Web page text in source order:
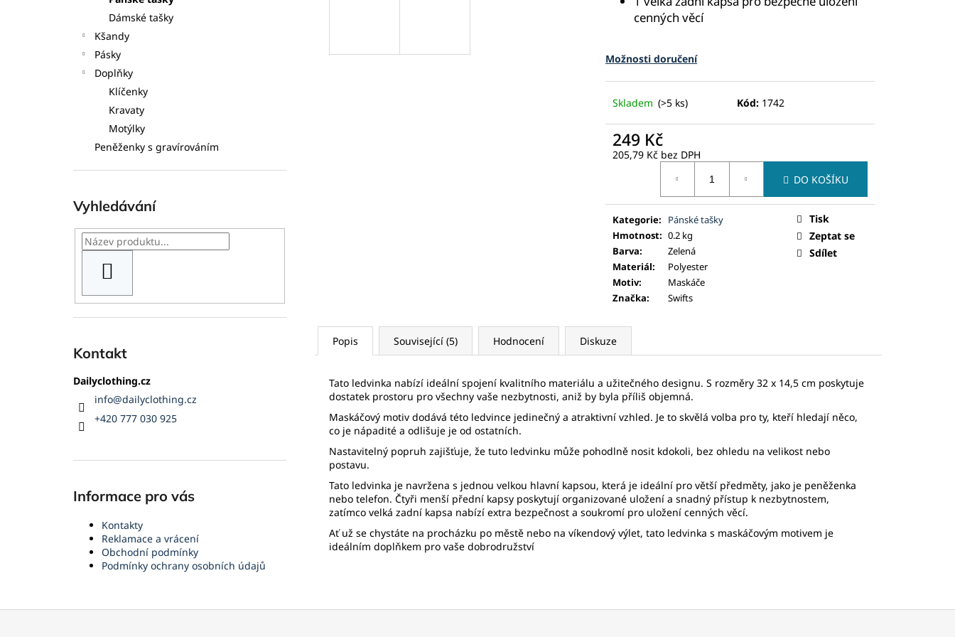
Dámské tašky
Kšandy
Pásky
Doplňky
Klíčenky
Kravaty
Motýlky
Peněženky s gravírováním
Vyhledávání
Kontakt
Dailyclothing.cz
info@dailyclothing.cz
+420 777 030 925
Informace pro vás
Kontakty
Reklamace a vrácení
Obchodní podmínky
Podmínky ochrany osobních údajů
cenných věcí
Možnosti doručení
Skladem (>5 ks) Kód: 1742
249 Kč
205,79 Kč bez DPH
DO KOŠÍKU
Kategorie:
Pánské tašky
Hmotnost: 0.2 kg
Barva:
Zelená
Materiál:
Polyester
Motiv:
Maskáče
Značka: Swifts
Tisk
Zeptat se
Sdílet
Popis Související (5) Hodnocení Diskuze
Tato ledvinka nabízí ideální spojení kvalitního materiálu a užitečného designu. S rozměry 32 x 14,5 cm poskytuje
dostatek prostoru pro všechny vaše nezbytnosti, aniž by byla příliš objemná.
Maskáčový motiv dodává této ledvince jedinečný a atraktivní vzhled. Je to skvělá volba pro ty, kteří hledají něco,
co je nápadité a odlišuje je od ostatních.
Nastavitelný popruh zajišťuje, že tuto ledvinku může pohodlně nosit kdokoli, bez ohledu na velikost nebo
postavu.
Tato ledvinka je navržena s jednou velkou hlavní kapsou, která je ideální pro větší předměty, jako je peněženka
nebo telefon. Čtyři menší přední kapsy poskytují organizované uložení a snadný přístup k nezbytnostem,
zatímco velká zadní kapsa nabízí extra bezpečnost a soukromí pro uložení cenných věcí.
Ať už se chystáte na procházku po městě nebo na víkendový výlet, tato ledvinka s maskáčovým motivem je
ideálním doplňkem pro vaše dobrodružství